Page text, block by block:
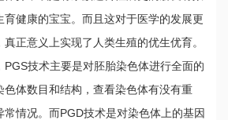
健康的宝宝。而且这对于医学的发展更
正意义上实现了人类生殖的优生优育。
技术主要是对胚胎染色体进行全面的
色体数目和结构，查看染色体有没有重
情况。而PGD技术是对染色体上的基因